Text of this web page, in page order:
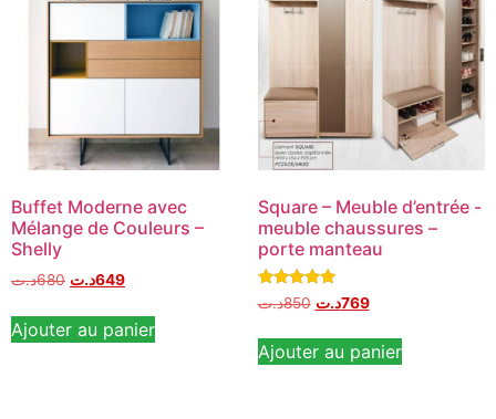
Buffet Moderne avec
Mélange de Couleurs –
Shelly
680د.ت 649د.ت
Ajouter au panier
Square – Meuble d’entrée -
meuble chaussures –
porte manteau
Note
5.00
850د.ت 769د.ت
Ajouter au panier